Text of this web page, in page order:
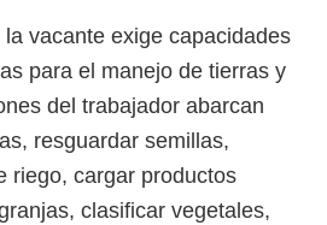
vacante exige capacidades
para el manejo de tierras y
del trabajador abarcan
resguardar semillas,
riego, cargar productos
clasificar vegetales,